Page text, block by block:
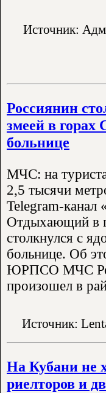
Источник:
Россиянин
змеей в горах
больнице
МЧС: на
2,5 тысячи
Telegram-
Отдыхающий в
столкнулся с
больнице. Об
ЮРПСО МЧС
произошел в
Источник:
На Кубани не
риелторов и